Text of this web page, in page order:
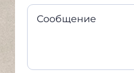
Сообщение